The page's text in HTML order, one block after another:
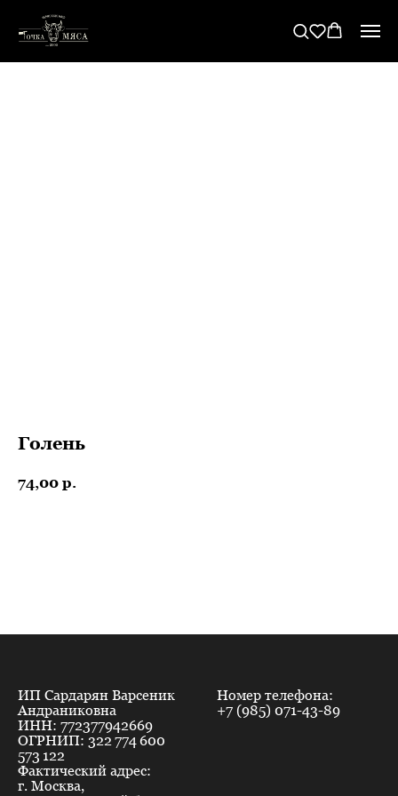
Голень
74,00 р.
ИП Сардарян Варсеник
Андраниковна
ИНН: 772377942669
ОГРНИП: 322 774 600
573 122
Фактический адрес:
г. Москва,
Номер телефона:
+7 (985) 071-43-89